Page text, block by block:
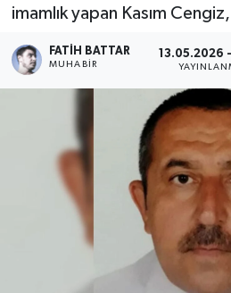
imamlık yapan Kasım
FATIH BATTAR
MUHABIR
13.05.2026 -
EKONOMİ
GÜNCEL
EĞİTİM
İLÇELER
OTOPARK
TEKNOLOJİ
Süper Lig Puan Durumu
Tüm Manşetler
Son Dakika Haberleri
Haber Arşivi